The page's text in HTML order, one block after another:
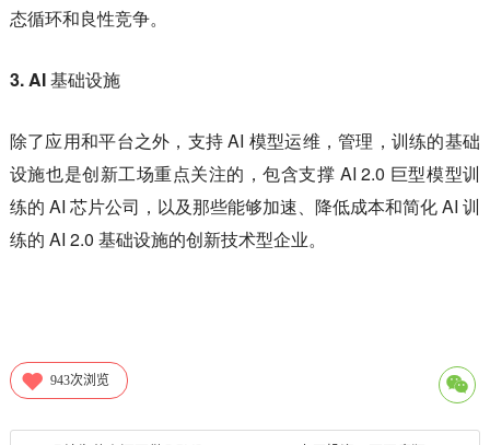
态循环和良性竞争。
3. AI 基础设施
除了应用和平台之外，支持 AI 模型运维，管理，训练的基础
设施也是创新工场重点关注的，包含支撑 AI 2.0 巨型模型训
练的 AI 芯片公司，以及那些能够加速、降低成本和简化 AI 训
练的 AI 2.0 基础设施的创新技术型企业。
943次浏览